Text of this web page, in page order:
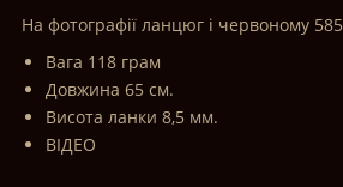
На фотографії ланцюг і червоному 585
Вага 118 грам
Довжина 65 см.
Висота ланки 8,5 мм.
ВІДЕО